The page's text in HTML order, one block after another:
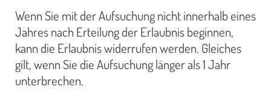
Wenn Sie mit der Aufsuchung nicht innerhalb eines
Jahres nach Erteilung der Erlaubnis beginnen,
kann die Erlaubnis widerrufen werden. Gleiches
gilt, wenn Sie die Aufsuchung länger als 1 Jahr
unterbrechen.